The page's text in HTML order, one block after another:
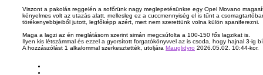
Viszont a pakolás reggelén a sofőrünk nagy meglepetésünkre egy Opel Movano
kényelmes volt az utazás alatt, mellesleg ez a cuccmennyiség el is tűnt a
törékenyebbjeiből jutott, legfőképp azért, mert nem szerettünk volna külön spaniferezni.
Maga a lagzi az én meglátásom szerint simán megcsúfolta a 100-150 fős lagzikat is.
Ilyen kis létszámmal és ezzel a gyorsított forgatókönyvvel az is csoda, hogy hajnal 3-ig
A hozzászólást 1 alkalommal szerkesztették, utoljára Mauglidyro 2026.05.02. 10:44-kor.